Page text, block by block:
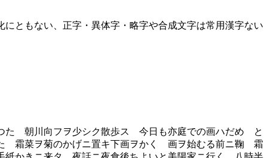
ともない、正字・異体字・略字や合成文字は常用漢字ない
た 朝川向フヲ少シク散歩ス 今日も亦庭での画ハだめ と
霜菜ヲ菊のかげニ置キ下画ヲかく 画ヲ始むる前ニ鞠 霜